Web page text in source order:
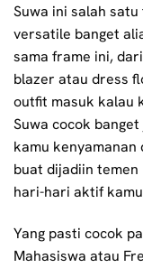
Suwa ini salah
versatile banget
sama frame ini,
blazer atau dress
outfit masuk kalau
Suwa cocok
kamu kenyamanan
buat dijadiin
hari-hari aktif
Yang pasti cocok
Mahasiswa atau